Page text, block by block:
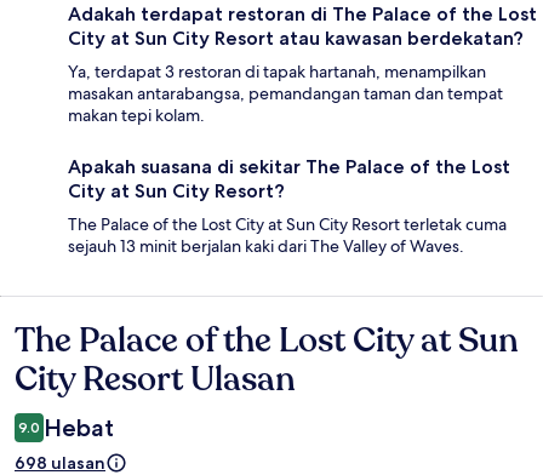
Adakah terdapat restoran di The Palace of the Lost
City at Sun City Resort atau kawasan berdekatan?
Ya, terdapat 3 restoran di tapak hartanah, menampilkan
masakan antarabangsa, pemandangan taman dan tempat
makan tepi kolam.
Apakah suasana di sekitar The Palace of the Lost
City at Sun City Resort?
The Palace of the Lost City at Sun City Resort terletak cuma
sejauh 13 minit berjalan kaki dari The Valley of Waves.
Ulasan
The Palace of the Lost City at Sun
City Resort Ulasan
9.0 Hebat
698 ulasan